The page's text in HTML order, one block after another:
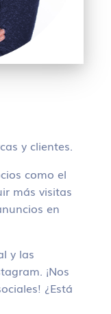
y clientes.
como el
más visitas
en
y las
¡Nos
¿Está